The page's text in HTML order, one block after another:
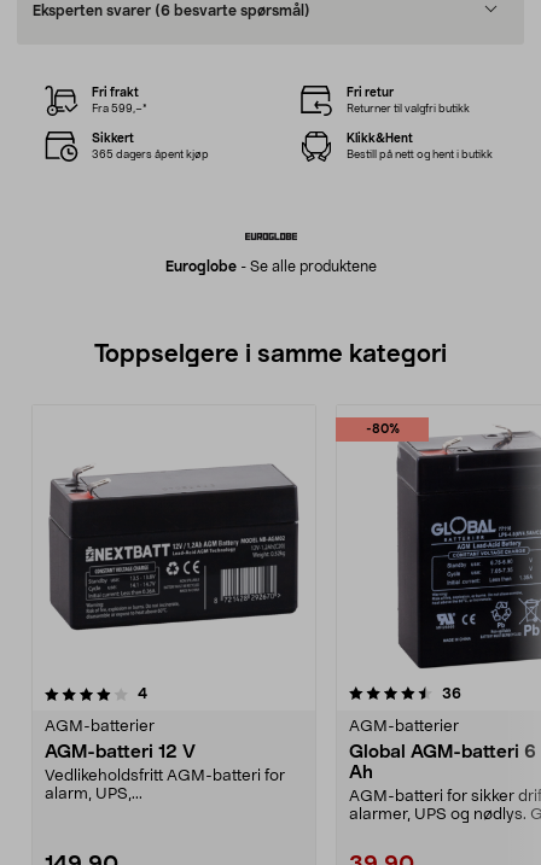
Eksperten svarer (6 besvarte spørsmål)
Euroglobe- Se alle produktene
Fri frakt
Fra 599,–*
Fri retur
Returner til valgfri butikk
Sikkert
365 dagers åpent kjøp
Klikk&Hent
Bestill på nett og hent i butikk
Toppselgere i samme kategori
4anmeldelser
AGM-batterier
AGM-batteri 12 V
Vedlikeholdsfritt AGM-batteri for
alarm, UPS,...
-80%
4.5 av 5 stjerner 36
AGM-batterier
Global AGM-batteri 6
Ah
AGM-batteri for sikker
alarmer, UPS og nødlys.
5.0 av 5 stjerner